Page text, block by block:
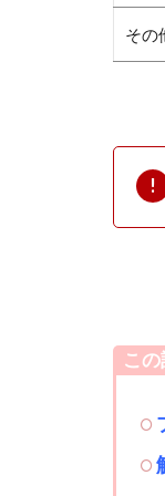
その
こ